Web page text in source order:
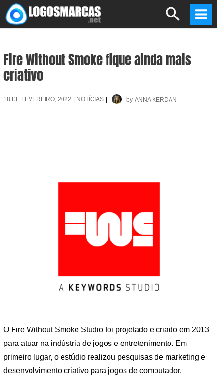
Skip
to
Search
Fire Without Smoke fique ainda mais
criativo
18 DE FEVEREIRO, 2022 NOTÍCIAS by ANNA KERDAN
O Fire Without Smoke Studio foi projetado e criado em 2013
para atuar na indústria de jogos e entretenimento. Em
primeiro lugar, o estúdio realizou pesquisas de marketing e
desenvolvimento criativo para jogos de computador,